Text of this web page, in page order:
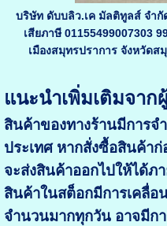
บริษัท ดับบลิว.เค มัลติทูลส์ จำกั
เสียภาษี 01155499007303
เมืองสมุทรปราการ จังหวัดส
แนะนำเพิ่มเติมจาก
สินค้าของทางร้านมีการจ
ประเทศ หากสั่งซื้อสินค้า
จะส่งสินค้าออกไปให้ได้ภ
สินค้าในสต็อกมีการเคลื่อ
จำนวนมากทุกวัน อาจมีก